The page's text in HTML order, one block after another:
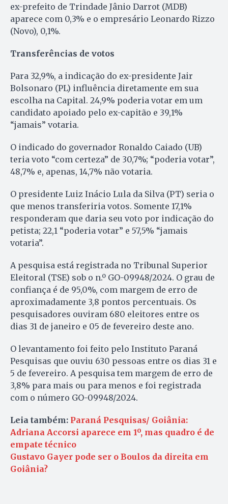
ex-prefeito de Trindade Jânio Darrot (MDB)
aparece com 0,3% e o empresário Leonardo Rizzo
(Novo), 0,1%.
Transferências de votos
Para 32,9%, a indicação do ex-presidente Jair
Bolsonaro (PL) influência diretamente em sua
escolha na Capital. 24,9% poderia votar em um
candidato apoiado pelo ex-capitão e 39,1%
“jamais” votaria.
O indicado do governador Ronaldo Caiado (UB)
teria voto “com certeza” de 30,7%; “poderia votar”,
48,7% e, apenas, 14,7% não votaria.
O presidente Luiz Inácio Lula da Silva (PT) seria o
que menos transferiria votos. Somente 17,1%
responderam que daria seu voto por indicação do
petista; 22,1 “poderia votar” e 57,5% “jamais
votaria”.
A pesquisa está registrada no Tribunal Superior
Eleitoral (TSE) sob o n.º GO-09948/2024. O grau de
confiança é de 95,0%, com margem de erro de
aproximadamente 3,8 pontos percentuais. Os
pesquisadores ouviram 680 eleitores entre os
dias 31 de janeiro e 05 de fevereiro deste ano.
O levantamento foi feito pelo Instituto Paraná
Pesquisas que ouviu 630 pessoas entre os dias 31 e
5 de fevereiro. A pesquisa tem margem de erro de
3,8% para mais ou para menos e foi registrada
com o número GO-09948/2024.
Leia também: Paraná Pesquisas/ Goiânia:
Adriana Accorsi aparece em 1º, mas quadro é de
empate técnico
Gustavo Gayer pode ser o Boulos da direita em
Goiânia?